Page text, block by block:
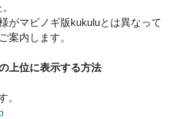
がマビノギ版kukuluとは異なって
案内します。
上位に表示する方法
。